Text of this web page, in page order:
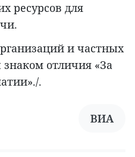
ресурсов для
и частных
отличия «За
.
ВИА